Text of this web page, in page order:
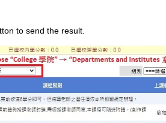
to send the result.